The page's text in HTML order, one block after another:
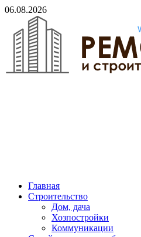
Skip
content
06.08.2026
Главная
Строительство
Дом, дача
Хозпостройки
Коммуникации